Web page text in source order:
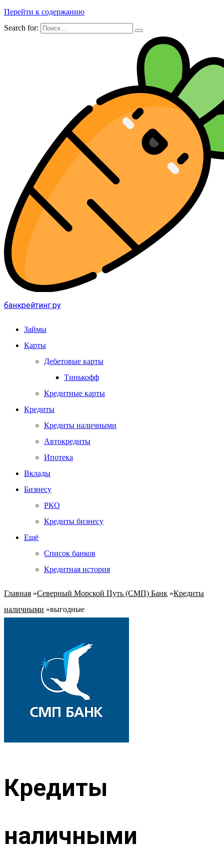
Перейти к содержанию
Search for:
банкрейтинг.ру
Займы
Карты
Дебетовые карты
Тинькофф
Кредитные карты
Кредиты
Кредиты наличными
Автокредиты
Ипотека
Вклады
Бизнесу
РКО
Кредиты бизнесу
Ещё
Список банков
Кредитная история
Главная »Северный Морской Путь (СМП) Банк »Кредиты
наличными »выгодные
Кредиты
наличными